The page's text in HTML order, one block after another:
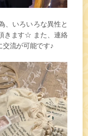
、いろいろな異性と
きます☆ また、連絡
交流が可能です♪